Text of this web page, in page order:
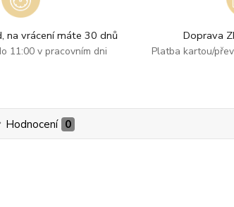
na vrácení máte 30 dnů
11:00 v pracovním dni
Doprava
Platba kartou/
Hodnocení 0